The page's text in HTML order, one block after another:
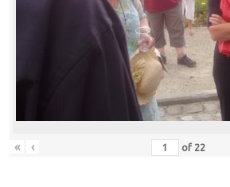
« ‹ of 22